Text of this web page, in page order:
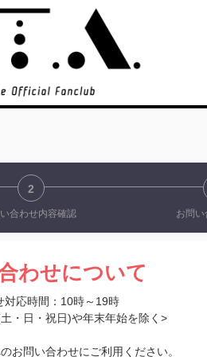
2
合わせ内容確認 お問い
わせについて
対応時間：10時～19時
・日・祝日)や年末年始を除く>
お問い合わせにご利用ください。